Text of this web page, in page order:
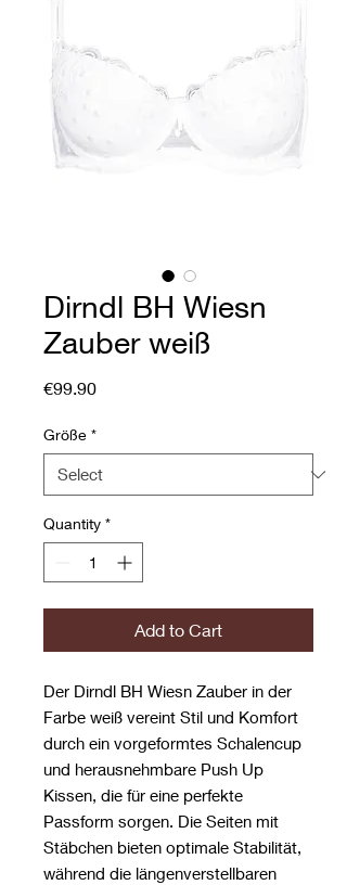
Dirndl BH Wiesn
Zauber weiß
€99.90Price
Größe *
Quantity *
Add to Cart
Der Dirndl BH Wiesn Zauber in der
Farbe weiß vereint Stil und Komfort
durch ein vorgeformtes Schalencup
und herausnehmbare Push Up
Kissen, die für eine perfekte
Passform sorgen. Die Seiten mit
Stäbchen bieten optimale Stabilität,
während die längenverstellbaren